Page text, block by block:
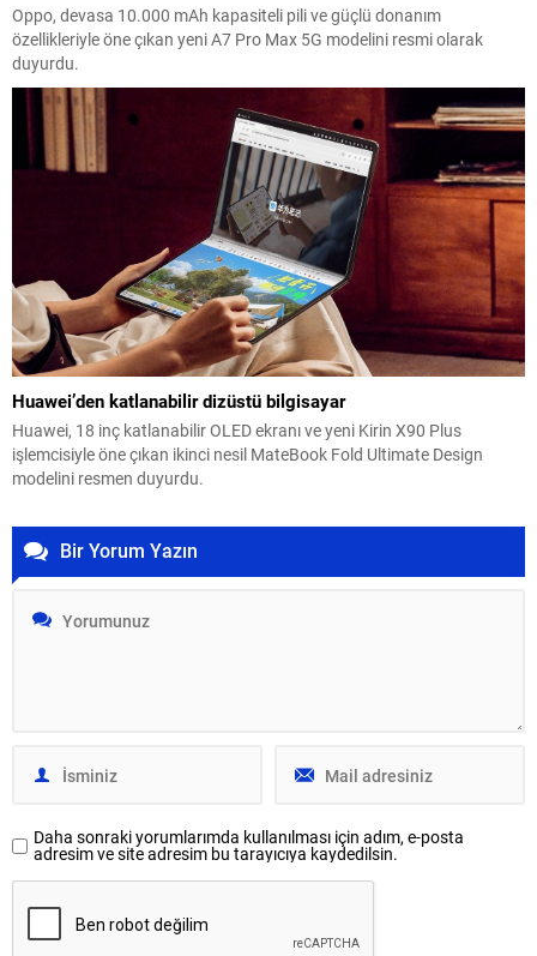
Oppo, devasa 10.000 mAh kapasiteli pili ve güçlü donanım
özellikleriyle öne çıkan yeni A7 Pro Max 5G modelini resmi olarak
duyurdu.
Huawei’den katlanabilir dizüstü bilgisayar
Huawei, 18 inç katlanabilir OLED ekranı ve yeni Kirin X90 Plus
işlemcisiyle öne çıkan ikinci nesil MateBook Fold Ultimate Design
modelini resmen duyurdu.
Bir Yorum Yazın
Daha sonraki yorumlarımda kullanılması için adım, e-posta
adresim ve site adresim bu tarayıcıya kaydedilsin.